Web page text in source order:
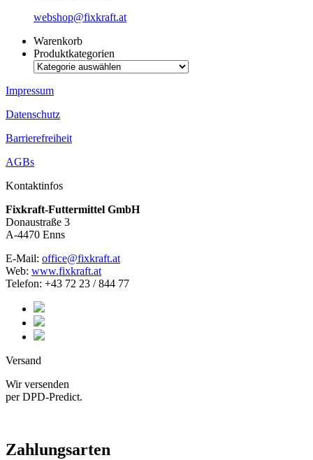
webshop@fixkraft.at
Warenkorb
Produktkategorien
Impressum
Datenschutz
Barrierefreiheit
AGBs
Kontaktinfos
Fixkraft-Futtermittel GmbH
Donaustraße 3
A-4470 Enns
E-Mail: office@fixkraft.at
Web: www.fixkraft.at
Telefon: +43 72 23 / 844 77
Versand
Wir versenden
per DPD-Predict.
Zahlungsarten